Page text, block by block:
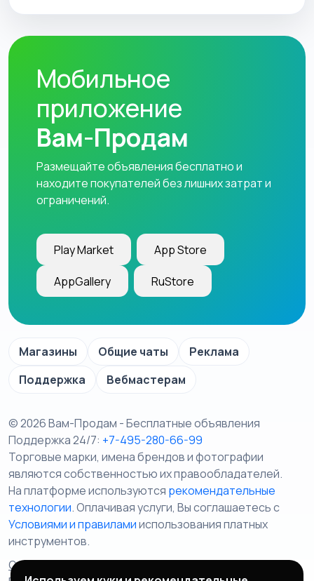
Мобильное
приложение
Вам-Продам
Размещайте объявления бесплатно и
находите покупателей без лишних затрат и
ограничений.
Play Market App Store
AppGallery RuStore
Магазины Общие чаты
Реклама
Поддержка
Вебмастерам
© 2026 Вам-Продам - Бесплатные объявления
Поддержка 24/7: +7-495-280-66-99
Торговые марки, имена брендов и фотографии
являются собственностью их правообладателей.
На платформе используются рекомендательные
технологии. Оплачивая услуги, Вы соглашаетесь c
Условиями и правиламииспользования платных
инструментов.
Отказ от ответственности
Правила сервиса